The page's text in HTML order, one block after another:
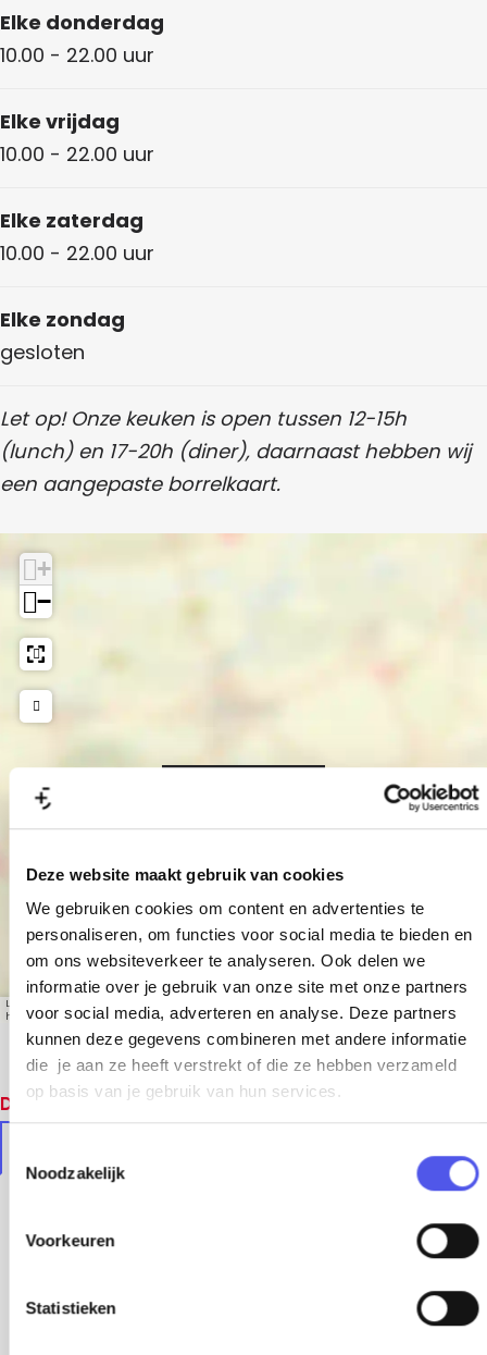
Deze website maakt gebruik van cookies
We gebruiken cookies om content en advertenties te
personaliseren, om functies voor social media te bieden en
om ons websiteverkeer te analyseren. Ook delen we
informatie over je gebruik van onze site met onze partners
voor social media, adverteren en analyse. Deze partners
kunnen deze gegevens combineren met andere informatie
die je aan ze heeft verstrekt of die ze hebben verzameld
op basis van je gebruik van hun services.
Noodzakelijk
Voorkeuren
Statistieken
Elke donderdag
10.00 - 22.00 uur
Elke vrijdag
10.00 - 22.00 uur
Elke zaterdag
10.00 - 22.00 uur
Elke zondag
gesloten
Let op! Onze keuken is open tussen 12-15h
(lunch) en 17-20h (diner), daarnaast hebben wij
een aangepaste borrelkaart.
+
−
Leaflet
hosted by OpenStreetMap France
Dit vind je vast ook leuk